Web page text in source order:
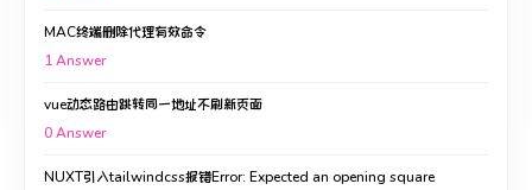
MAC终端删除代理有效命令
1Answer
vue动态路由跳转同一地址不刷新页面
0Answer
NUXT引入tailwindcss报错Error: Expected an opening square